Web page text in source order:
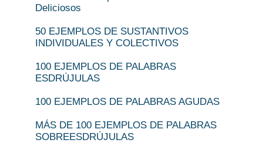
Deliciosos
50 EJEMPLOS DE SUSTANTIVOS
INDIVIDUALES Y COLECTIVOS
100 EJEMPLOS DE PALABRAS
ESDRÚJULAS
100 EJEMPLOS DE PALABRAS AGUDAS
MÁS DE 100 EJEMPLOS DE PALABRAS
SOBREESDRÚJULAS